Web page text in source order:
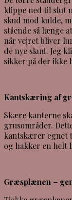
klippe ned til slut
skud mod kulde,
stående så længe
når vejret bliver
de nye skud. Jeg
sikker på der ikke
Kantskæring af
Skære kanterne
grusområder.
kantskærer egnet
og hakker en helt
Græsplænen –